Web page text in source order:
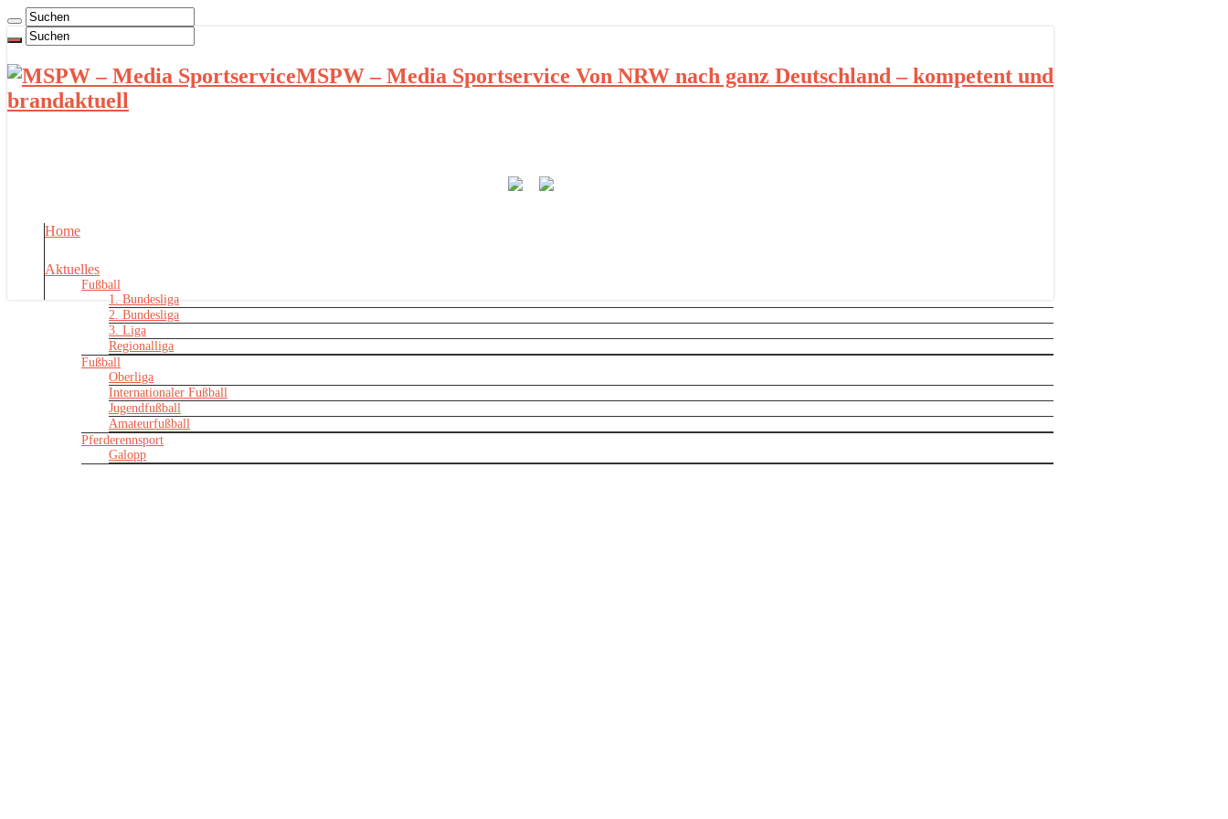
MSPW – Media Sportservice Von NRW nach ganz Deutschland – kompetent und
brandaktuell
Home
Aktuelles
Fußball
1. Bundesliga
2. Bundesliga
3. Liga
Regionalliga
Fußball
Oberliga
Internationaler Fußball
Jugendfußball
Amateurfußball
Pferderennsport
Galopp